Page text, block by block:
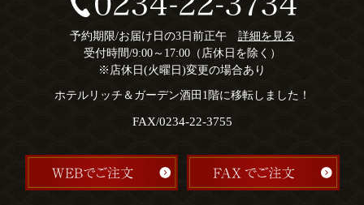
予約期限/お届け日の3日前正午 詳細を見る
受付時間/9:00～17:00（店休日を除く）
※店休日(火曜日)変更の場合あり
ホテルリッチ＆ガーデン酒田1階に移転しました！
FAX/0234-22-3755